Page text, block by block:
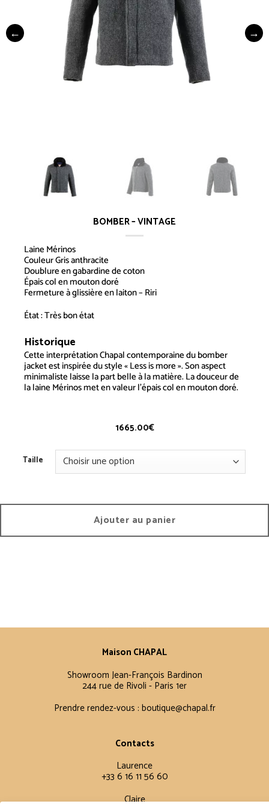
BOMBER – VINTAGE
Laine Mérinos
Couleur Gris anthracite
Doublure en gabardine de coton
Épais col en mouton doré
Fermeture à glissière en laiton – Riri
État : Très bon état
Historique
Cette interprétationChapalcontemporaine du bomber
jacket est inspirée du style « Less is more ». Son aspect
minimaliste laisse la part belle à la matière. La douceur de
la laine Mérinos met en valeur l’épais col en mouton doré.
1665.00€
Taille
Ajouter au panier
Maison CHAPAL
Showroom Jean-François Bardinon
244 rue de Rivoli - Paris 1er
Prendre rendez-vous : boutique@chapal.fr
Contacts
Laurence
+33 6 16 11 56 60
Claire